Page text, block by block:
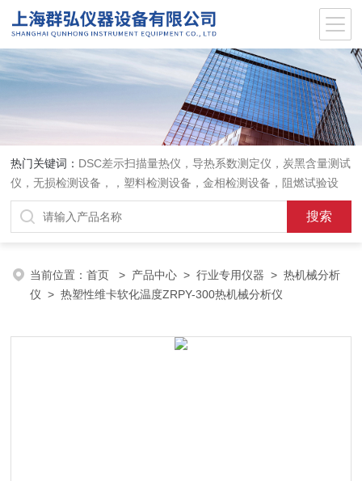
热门关键词： DSC差示扫描量热仪，导热系数测定仪，炭黑含量测试
仪，无损检测设备，，塑料检测设备，金相检测设备，阻燃试验设
备，耐环境老化设备，金属检测设备，量具量仪
当前位置：首页 > 产品中心 >行业专用仪器 >热机械分析
仪 > 热塑性维卡软化温度ZRPY-300热机械分析仪